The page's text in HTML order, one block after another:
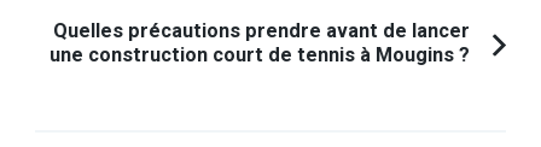
Quelles précautions prendre avant de lancer
une construction court de tennis à Mougins ?